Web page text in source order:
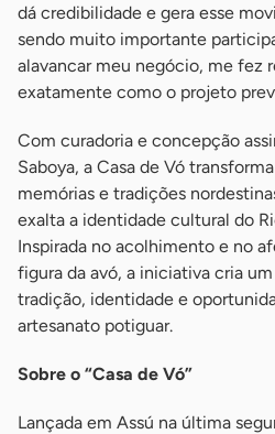
dá credibilidade e gera esse
sendo muito importante
alavancar meu negócio, me fez
exatamente como o projeto
Com curadoria e concepção
Saboya, a Casa de Vó
memórias e tradições
exalta a identidade cultural do
Inspirada no acolhimento e no
figura da avó, a iniciativa cria
tradição, identidade e
artesanato potiguar.
Sobre o “Casa de Vó”
Lançada em Assú na última